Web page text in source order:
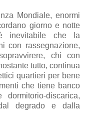
Mondiale, enormi
giorno e notte
inevitabile che la
con rassegnazione,
chi con
tutto, continua
quartieri per bene
che tiene banco
discarica,
degrado e dalla